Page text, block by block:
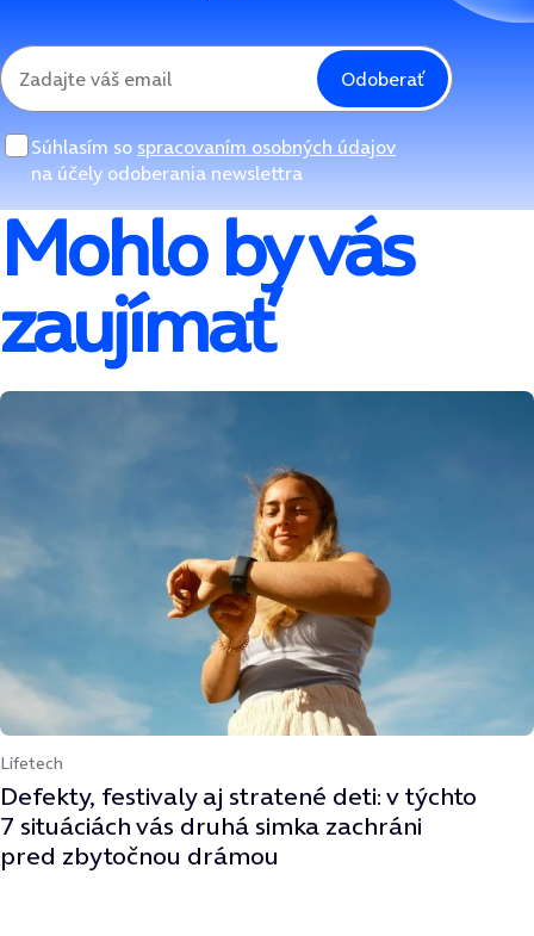
Odoberať
Súhlasím so spracovaním osobných údajov
na účely odoberania newslettra
Mohlo by vás
zaujímať
Lifetech
Defekty, festivaly aj stratené deti: v týchto
7 situáciách vás druhá simka zachráni
pred zbytočnou drámou